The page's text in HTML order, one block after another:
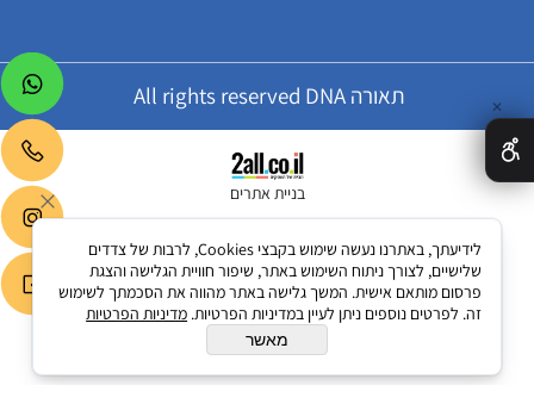
תאורה All rights reserved DNA
בניית אתרים
✕
לידיעתך, באתרנו נעשה שימוש בקבצי Cookies, לרבות של צדדים
שלישיים, לצורך ניתוח השימוש באתר, שיפור חוויית הגלישה והצגת
פרסום מותאם אישית. המשך גלישה באתר מהווה את הסכמתך לשימוש
זה. לפרטים נוספים ניתן לעיין במדיניות הפרטיות. מדיניות הפרטיות
מאשר